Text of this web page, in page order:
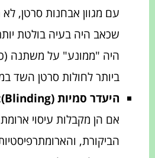
עם מגוון אבחנות סרטן, לא
שכאב היה בעיה בולטת
היה "ממונע" על משתנה
ביותר לחולות סרטן השד
היעדר סמיות(Blinding)
:
אם הן מקבלות עיסוי
הביקורת,